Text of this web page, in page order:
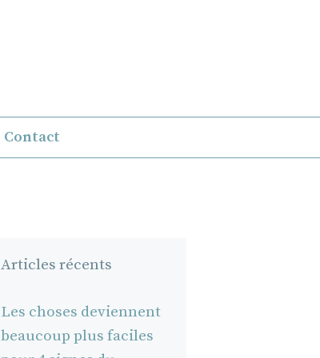
Contact
Articles récents
Les choses deviennent
beaucoup plus faciles